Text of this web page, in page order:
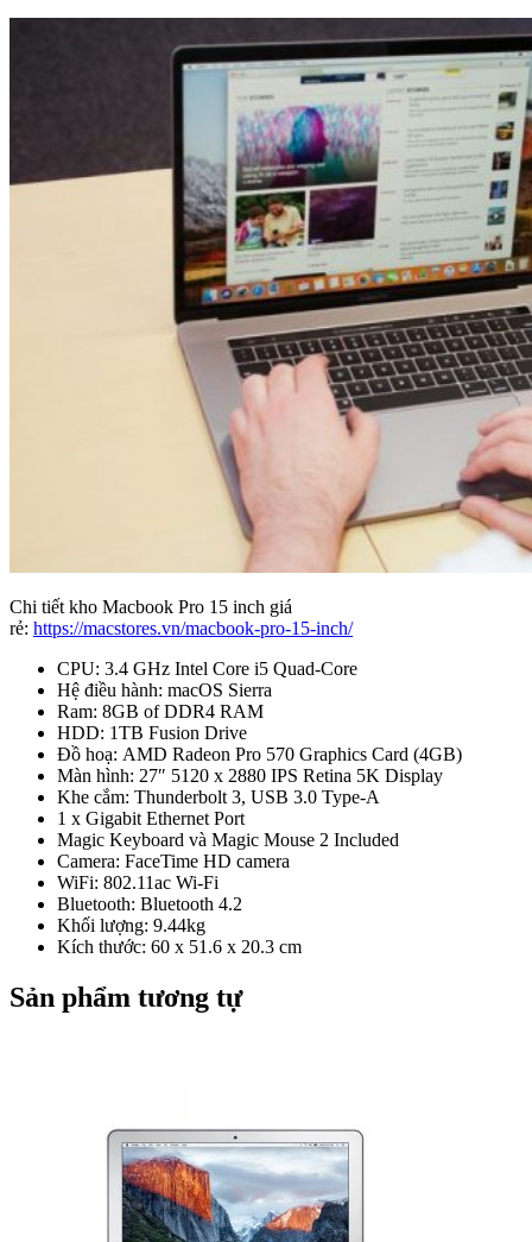
Chi tiết kho Macbook Pro 15 inch giá
rẻ: https://macstores.vn/macbook-pro-15-inch/
CPU: 3.4 GHz Intel Core i5 Quad-Core
Hệ điều hành: macOS Sierra
Ram: 8GB of DDR4 RAM
HDD: 1TB Fusion Drive
Đồ hoạ: AMD Radeon Pro 570 Graphics Card (4GB)
Màn hình: 27″ 5120 x 2880 IPS Retina 5K Display
Khe cắm: Thunderbolt 3, USB 3.0 Type-A
1 x Gigabit Ethernet Port
Magic Keyboard và Magic Mouse 2 Included
Camera: FaceTime HD camera
WiFi: 802.11ac Wi-Fi
Bluetooth: Bluetooth 4.2
Khối lượng: 9.44kg
Kích thước: 60 x 51.6 x 20.3 cm
Sản phẩm tương tự